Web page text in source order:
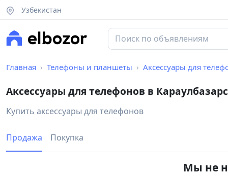
Узбекистан
Главная Телефоны и планшеты Аксессуары для
Аксессуары для телефонов в
Купить аксессуары для телефонов
Продажа Покупка
Мы не